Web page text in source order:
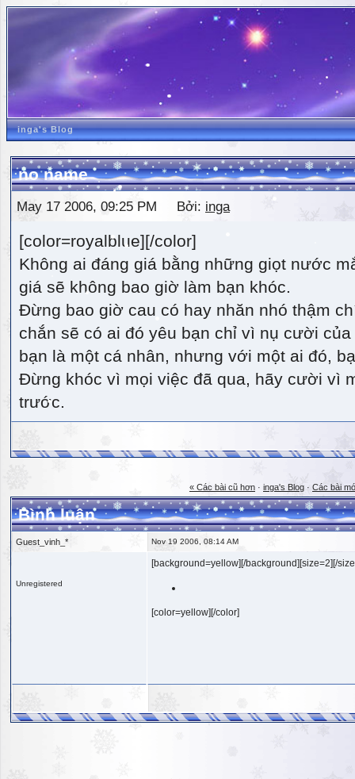
inga's Blog
no name
May 17 2006, 09:25 PM Bởi: inga
[color=royalblue][/color]
Không ai đáng giá bằng những giọt nước
giá sẽ không bao giờ làm bạn khóc.
Đừng bao giờ cau có hay nhăn nhó thậm
chắn sẽ có ai đó yêu bạn chỉ vì nụ cười
bạn là một cá nhân, nhưng với một ai đó,
Đừng khóc vì mọi việc đã qua, hãy cười vì
trước.
« Các bài cũ hơn · inga's Blog · Các bài
Bình luận
Guest_vinh_* Nov 19 2006, 08:14 AM
Unregistered
[background=yellow][/background][size=2][/
[color=yellow][/color]